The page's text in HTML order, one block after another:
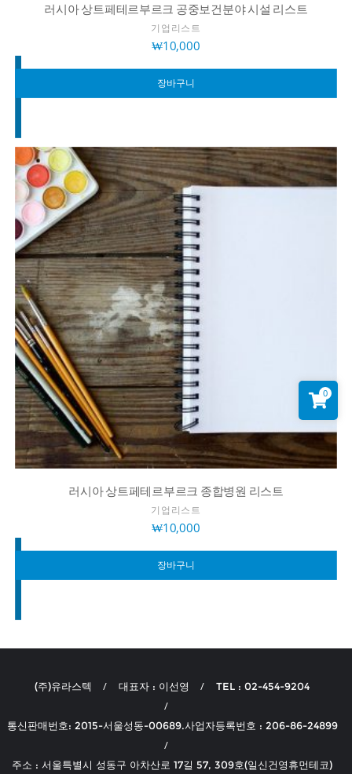
러시아 상트페테르부르크 공중보건분야 시설 리스트
기업리스트
₩10,000
장바구니
러시아 상트페테르부르크 종합병원 리스트
기업리스트
₩10,000
장바구니
(주)유라스텍 대표자 : 이선영 TEL : 02-454-9204
통신판매번호: 2015-서울성동-00689.사업자등록번호 : 206-86-24899
주소 : 서울특별시 성동구 아차산로 17길 57, 309호(일신건영휴먼테코)
0